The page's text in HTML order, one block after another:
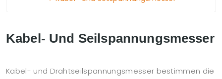
Kabel- Und Seilspannungsmesser
Kabel- und Drahtseilspannungsmesser bestimmen die